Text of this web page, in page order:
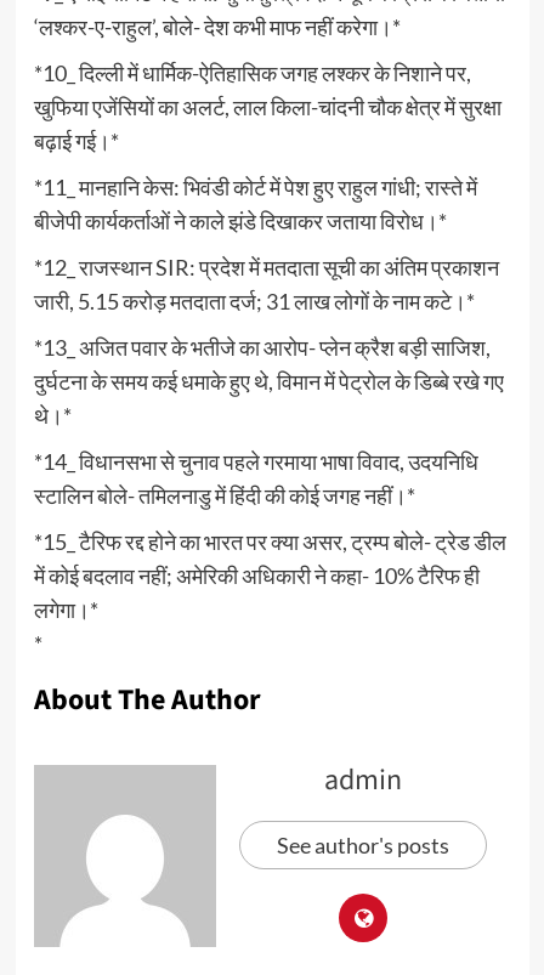
‘लश्कर-ए-राहुल’, बोले- देश कभी माफ नहीं करेगा।*
*10_ दिल्ली में धार्मिक-ऐतिहासिक जगह लश्कर के निशाने पर,
खुफिया एजेंसियों का अलर्ट, लाल किला-चांदनी चौक क्षेत्र में सुरक्षा
बढ़ाई गई।*
*11_ मानहानि केस: भिवंडी कोर्ट में पेश हुए राहुल गांधी; रास्ते में
बीजेपी कार्यकर्ताओं ने काले झंडे दिखाकर जताया विरोध।*
*12_ राजस्थान SIR: प्रदेश में मतदाता सूची का अंतिम प्रकाशन
जारी, 5.15 करोड़ मतदाता दर्ज; 31 लाख लोगों के नाम कटे।*
*13_ अजित पवार के भतीजे का आरोप- प्लेन क्रैश बड़ी साजिश,
दुर्घटना के समय कई धमाके हुए थे, विमान में पेट्रोल के डिब्बे रखे गए
थे।*
*14_ विधानसभा से चुनाव पहले गरमाया भाषा विवाद, उदयनिधि
स्टालिन बोले- तमिलनाडु में हिंदी की कोई जगह नहीं।*
*15_ टैरिफ रद्द होने का भारत पर क्या असर, ट्रम्प बोले- ट्रेड डील
में कोई बदलाव नहीं; अमेरिकी अधिकारी ने कहा- 10% टैरिफ ही
लगेगा।*
*
About The Author
admin
See author's posts